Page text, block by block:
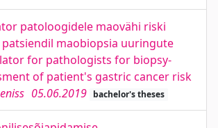
patoloogidele maovähi riski
maobiopsia uuringute
for pathologists for biopsy-
of patient's gastric cancer risk
05.06.2019 bachelor's theses